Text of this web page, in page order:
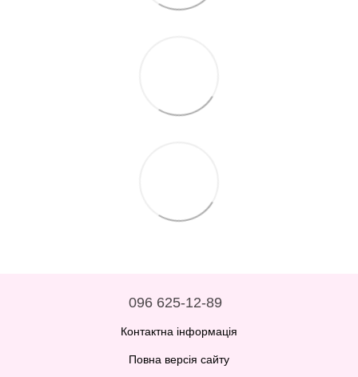
096 625-12-89
Контактна інформація
Повна версія сайту